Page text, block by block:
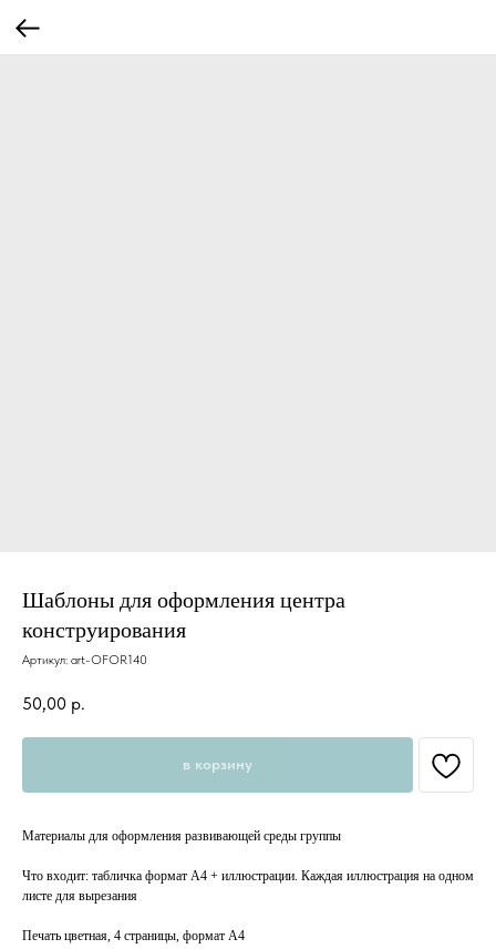
Шаблоны для оформления центра
конструирования
Артикул: art-OFOR140
50,00 р.
в корзину
Материалы для оформления развивающей среды группы
Что входит: табличка формат А4 + иллюстрации. Каждая иллюстрация на одном
листе для вырезания
Печать цветная, 4 страницы, формат А4